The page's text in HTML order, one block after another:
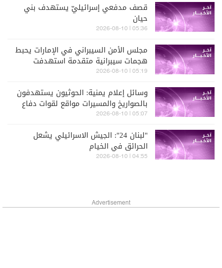
قصف مدفعي إسرائيليّ يستهدف بني
حيان
05:36 | 2026-08-10
مجلس الأمن السيبراني في الإمارات يحبط
هجمات سيبرانية متقدمة استهدفت
قطاعات الطيران والطاقة والتعليم
05:19 | 2026-08-10
وسائل إعلام يمنية: الحوثيون يستهدفون
بالصواريخ والمسيرات مواقع لقوات دفاع
شبوة في بيحان
05:07 | 2026-08-10
"لبنان 24": الجيش الاسرائيلي يشعل
الحرائق في الخيام
04:55 | 2026-08-10
Advertisement